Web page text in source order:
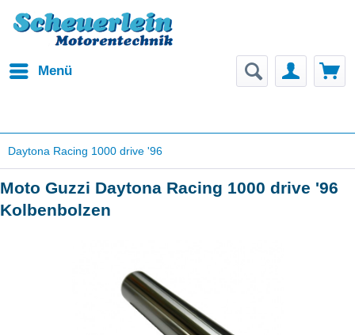
Menü
Daytona Racing 1000 drive '96
Moto Guzzi Daytona Racing 1000 drive '96
Kolbenbolzen